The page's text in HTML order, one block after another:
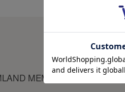
MEMBERS PROGRAM